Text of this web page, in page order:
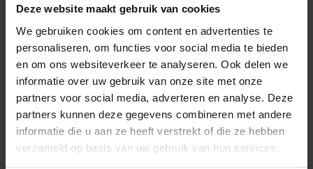
Deze website maakt gebruik van cookies
We gebruiken cookies om content en advertenties te
personaliseren, om functies voor social media te bieden
en om ons websiteverkeer te analyseren. Ook delen we
informatie over uw gebruik van onze site met onze
partners voor social media, adverteren en analyse. Deze
partners kunnen deze gegevens combineren met andere
informatie die u aan ze heeft verstrekt of die ze hebben
verzameld op basis van uw gebruik van hun services.